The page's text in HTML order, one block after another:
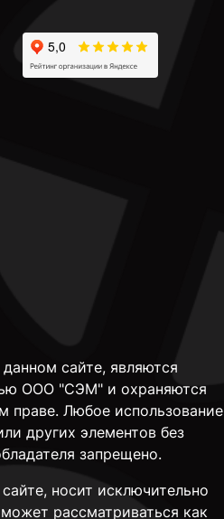
сайте, являются
ООО "СЭМ" и охраняются
праве. Любое использование
других элементов без
запрещено.
носит исключительно
рассматриваться как